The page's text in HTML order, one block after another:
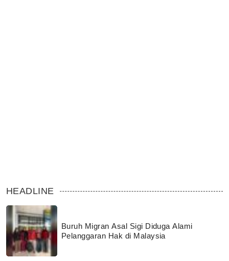
HEADLINE
Buruh Migran Asal Sigi Diduga Alami
Pelanggaran Hak di Malaysia